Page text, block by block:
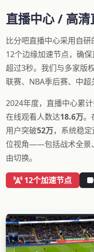
直播中心 / 高清
比分吧直播中心采用自
12个边缘加速节点，确
超过3秒。我们与多家版
联赛、NBA季后赛、中超
2024年度，直播中心累
在线观看人数达18.6万。
用户突破52万，系统稳
位视角——包括战术全景
由切换。
12个加速节点